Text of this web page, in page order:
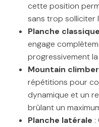
cette position
sans trop solliciter
Planche classique
engage
progressivement
Mountain
répétitions pour
dynamique et un
brûlant un
Planche latérale :